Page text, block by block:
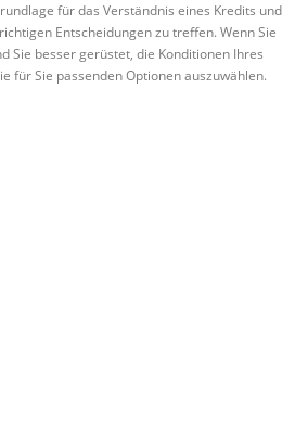
für das Verständnis eines Kredits und
Entscheidungen zu treffen. Wenn Sie
Sie besser gerüstet, die Konditionen Ihres
für Sie passenden Optionen auszuwählen.